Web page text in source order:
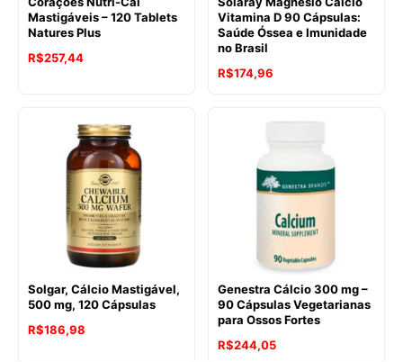
Mastigáveis – 120 Tablets
Natures Plus
R$257,44
Vitamina D 90 Cápsulas:
Saúde Óssea e Imunidade
no Brasil
R$174,96
Solgar, Cálcio Mastigável,
500 mg, 120 Cápsulas
R$186,98
Genestra Cálcio 300 mg –
90 Cápsulas Vegetarianas
para Ossos Fortes
R$244,05